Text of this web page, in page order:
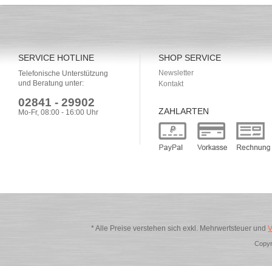
SERVICE HOTLINE
Telefonische Unterstützung
und Beratung unter:
02841 - 29902
Mo-Fr, 08:00 - 16:00 Uhr
SHOP SERVICE
Newsletter
Kontakt
ZAHLARTEN
* Alle Preise verstehen sich exkl. Mehrwertsteuer und